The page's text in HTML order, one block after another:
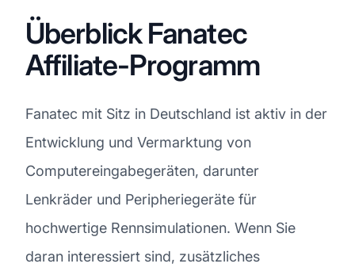
Überblick Fanatec
Affiliate-Programm
Fanatec mit Sitz in Deutschland ist aktiv in der
Entwicklung und Vermarktung von
Computereingabegeräten, darunter
Lenkräder und Peripheriegeräte für
hochwertige Rennsimulationen. Wenn Sie
daran interessiert sind, zusätzliches